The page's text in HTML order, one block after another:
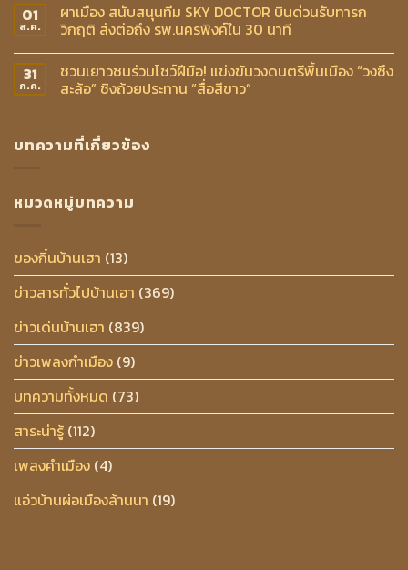
01
ส.ค.
ผาเมือง สนับสนุนทีม SKY DOCTOR บินด่วนรับทารก
วิกฤติ ส่งต่อถึง รพ.นครพิงค์ใน 30 นาที
31
ก.ค.
ชวนเยาวชนร่วมโชว์ฝีมือ! แข่งขันวงดนตรีพื้นเมือง “วงซึง
สะล้อ” ชิงถ้วยประทาน “สื่อสีขาว”
บทความที่เกี่ยวข้อง
หมวดหมู่บทความ
ของกิ๋นบ้านเฮา (13)
ข่าวสารทั่วไปบ้านเฮา (369)
ข่าวเด่นบ้านเฮา (839)
ข่าวเพลงกำเมือง (9)
บทความทั้งหมด (73)
สาระน่ารู้ (112)
เพลงคำเมือง (4)
แอ่วบ้านผ่อเมืองล้านนา (19)